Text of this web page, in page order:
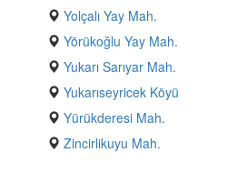
Yolçalı Yay Mah.
Yörükoğlu Yay Mah.
Yukarı Sarıyar Mah.
Yukarıseyricek Köyü
Yürükderesi Mah.
Zincirlikuyu Mah.